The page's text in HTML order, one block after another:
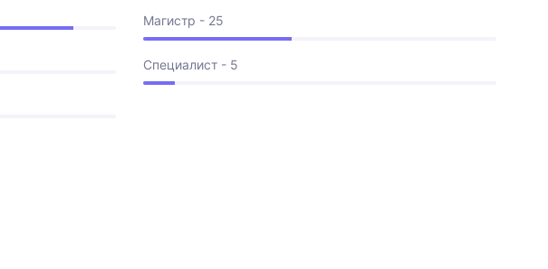
Магистр - 25
Специалист - 5